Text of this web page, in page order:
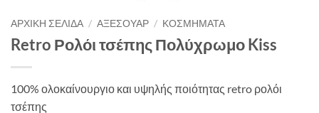
ΑΡΧΙΚΉ ΣΕΛΊΔΑ / ΑΞΕΣΟΥΆΡ / ΚΟΣΜΉΜΑΤΑ
Retro Ρολόι τσέπης Πολύχρωμο Kiss
100% ολοκαίνουργιο και υψηλής ποιότητας retro ρολόι
τσέπης